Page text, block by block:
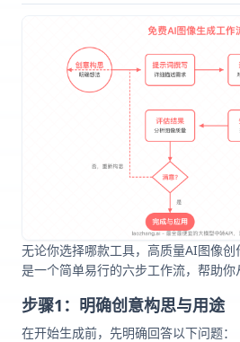
无论你选择哪款工具，高质量AI图像
是一个简单易行的六步工作流，帮助你
步骤1：明确创意构思与用途
在开始生成前，先明确回答以下问题：